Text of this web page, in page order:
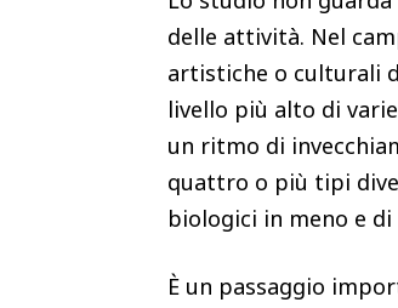
delle attività. Nel
artistiche o culturali
livello più alto di
un ritmo di
quattro o più tipi
biologici in meno e
È un passaggio